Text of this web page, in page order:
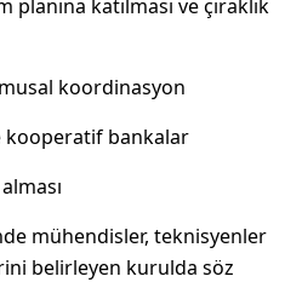
katılması ve çıraklık
koordinasyon
bankalar
mühendisler, teknisyenler
belirleyen kurulda söz